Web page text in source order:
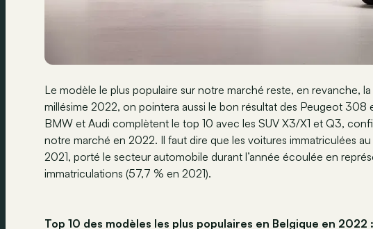
Le modèle le plus populaire sur notre marché reste, en revanche,
millésime 2022, on pointera aussi le bon résultat des Peugeot
BMW et Audi complètent le top 10 avec les SUV X3/X1 et Q3,
notre marché en 2022. Il faut dire que les voitures immatriculées
2021, porté le secteur automobile durant l’année écoulée en
immatriculations (57,7 % en 2021).
Top 10 des modèles les plus populaires en Belgique en 2022 :